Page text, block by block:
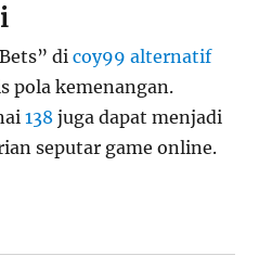
dicoy99 alternatif
pola kemenangan.
138 juga dapat menjadi
seputar game online.